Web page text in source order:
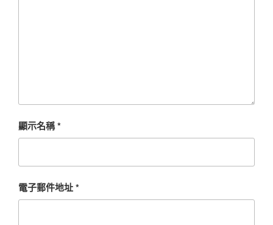
顯示名稱*
電子郵件地址*